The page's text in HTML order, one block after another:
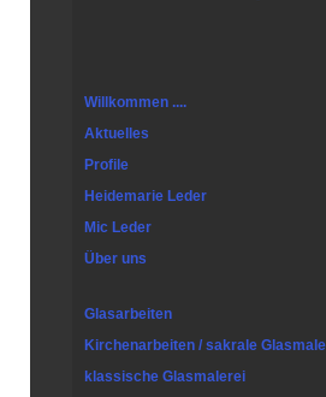
Willkommen ....
Aktuelles
Profile
Heidemarie Leder
Mic Leder
Über uns
Glasarbeiten
Kirchenarbeiten / sakrale
klassische Glasmalerei